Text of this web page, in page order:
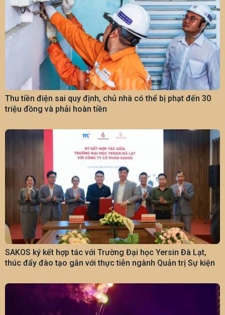
Thu tiền điện sai quy định, chủ nhà có thể bị phạt đến 30
triệu đồng và phải hoàn tiền
SAKOS ký kết hợp tác với Trường Đại học Yersin Đà Lạt,
thúc đẩy đào tạo gắn với thực tiễn ngành Quản trị Sự kiện